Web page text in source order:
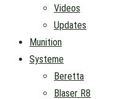
Videos
Updates
Munition
Systeme
Beretta
Blaser R8